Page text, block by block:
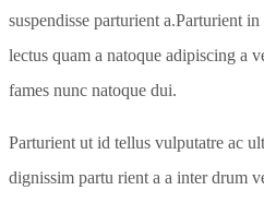
suspendisse parturient a.Parturient
lectus quam a natoque adipiscing a
fames nunc natoque dui.
Parturient ut id tellus vulputatre ac
dignissim partu rient a a inter drum